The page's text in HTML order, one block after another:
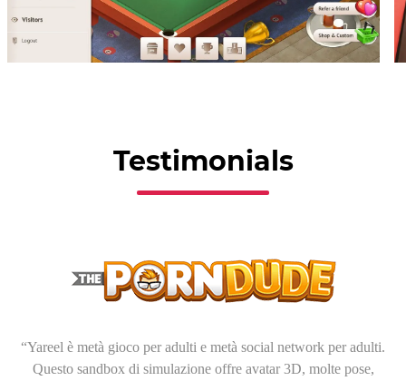
Testimonials
“Yareel è metà gioco per adulti e metà social network per adulti.
Questo sandbox di simulazione offre avatar 3D, molte pose,